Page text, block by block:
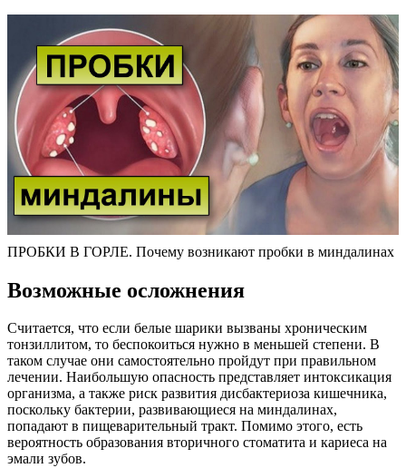
ПРОБКИ В ГОРЛЕ. Почему возникают пробки в миндалинах
Возможные осложнения
Считается, что если белые шарики вызваны хроническим
тонзиллитом, то беспокоиться нужно в меньшей степени. В
таком случае они самостоятельно пройдут при правильном
лечении. Наибольшую опасность представляет интоксикация
организма, а также риск развития дисбактериоза кишечника,
поскольку бактерии, развивающиеся на миндалинах,
попадают в пищеварительный тракт. Помимо этого, есть
вероятность образования вторичного стоматита и кариеса на
эмали зубов.